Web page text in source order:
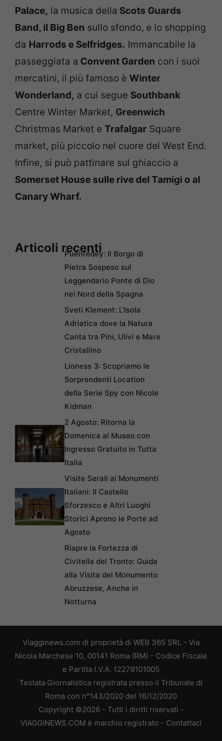
Palace, la musica della Scots Guards
Band, il Big Ben sullo sfondo, e lo shopping
da Harrods e Selfridges. Immancabile la
passeggiata a Convent Garden con i suoi
mercatini, il più famoso è Winter
Wonderland, a cui segue Southbank
Centre Winter Market, Greenwich
Christmas Market e Trafalgar Square
market, più piccolo nel cuore del West End.
Infine, si può pattinare sul ghiaccio a
Somerset House sulle rive del Tamigi o al
Canary Wharf.
Articoli recentiPuentedey: Il Borgo di
Pietra Sospeso sul
Leggendario Ponte di Dio
nel Nord della Spagna
Sveti Klement: L’Isola
Adriatica dove la Natura
Canta tra Pini, Ulivi e Mare
Cristallino
Lioness 3: Scopriamo le
Sorprendenti Location
della Serie Spy con Nicole
Kidman
2 Agosto: Ritorna la
Domenica al Museo con
Ingresso Gratuito in Tutta
Italia
Visite Serali ai Monumenti
Italiani: Il Castello
Sforzesco e Altri Luoghi
Storici Aprono le Porte ad
Agosto
Riapre la Fortezza di
Civitella del Tronto: Guida
alla Visita del Monumento
Abruzzese, Anche in
Notturna
Viagginews.com di proprietà di WEB 365 SRL - Via
Nicola Marchese 10, 00141 Roma (RM) - Codice Fiscale
e Partita I.V.A. 12279101005
Testata Giornalistica registrata presso il Tribunale di
Roma con n°143/2020 del 16/12/2020
Copyright ©2026 - Tutti i diritti riservati -
VIAGGINEWS.COM è marchio registrato - Contattaci